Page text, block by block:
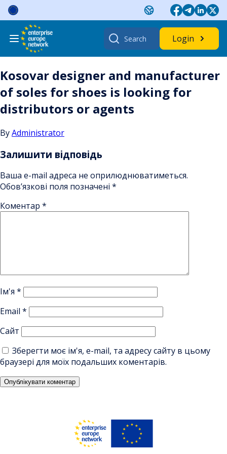
Skip
content
Search
for:
Login
Kosovar designer and manufacturer
of soles for shoes is looking for
distributors or agents
ByAdministrator
Залишити відповідь
Ваша e-mail адреса не оприлюднюватиметься.
Обов’язкові поля позначені *
Коментар *
Ім'я *
Email *
Сайт
Зберегти моє ім'я, e-mail, та адресу сайту в цьому
браузері для моїх подальших коментарів.